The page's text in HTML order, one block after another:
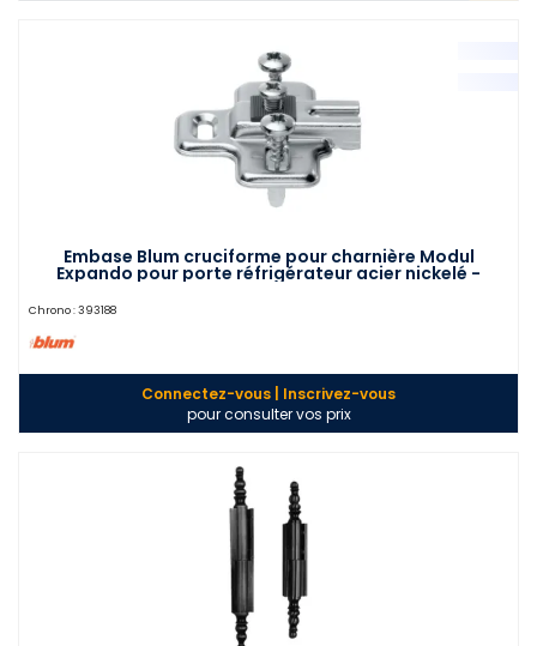
Embase Blum cruciforme pour charnière Modul
Expando pour porte réfrigérateur acier nickelé -
Chrono : 393188
Connectez-vous | Inscrivez-vous
pour consulter vos prix